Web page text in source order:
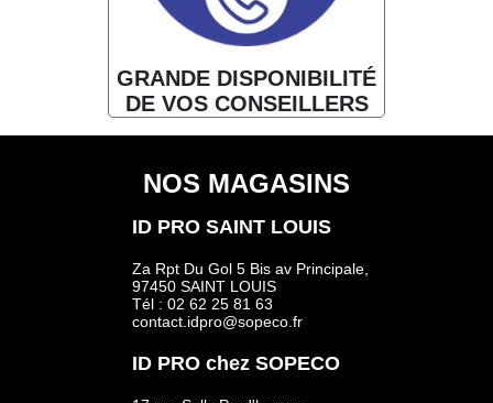
GRANDE DISPONIBILITÉ
DE VOS CONSEILLERS
NOS MAGASINS
ID PRO SAINT LOUIS
Za Rpt Du Gol 5 Bis av Principale,
97450 SAINT LOUIS
Tél : 02 62 25 81 63
contact.idpro@sopeco.fr
ID PRO chez SOPECO